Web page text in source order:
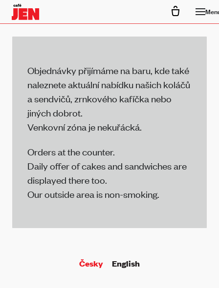
Objednávky přijímáme na baru, kde také
naleznete aktuální nabídku našich koláčů
a sendvičů, zrnkového kafíčka nebo
jiných dobrot.
Venkovní zóna je nekuřácká.
Orders at the counter.
Daily offer of cakes and sandwiches are
displayed there too.
Our outside area is non-smoking.
Česky English